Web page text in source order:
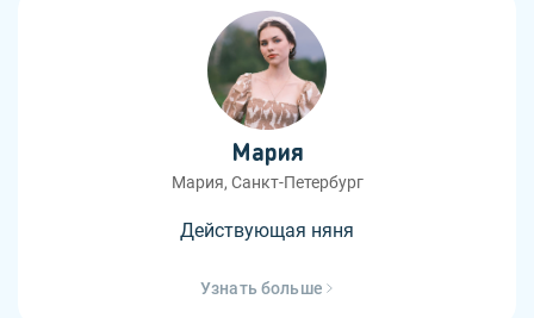
Мария
Мария, Санкт-Петербург
Действующая няня
Узнать больше